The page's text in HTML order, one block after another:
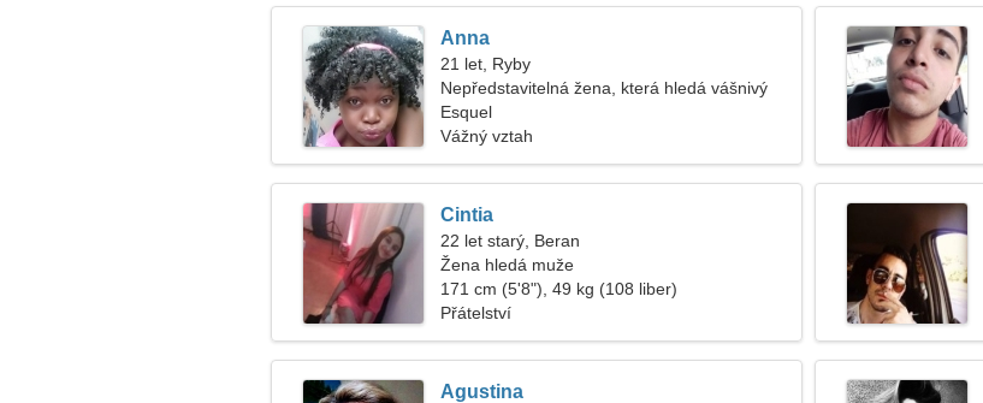
Anna
21 let, Ryby
Nepředstavitelná žena, která hledá vášnivý
vztah
Esquel
Vážný vztah
Cintia
22 let starý, Beran
Žena hledá muže
171 cm (5'8"), 49 kg (108 liber)
Přátelství
Agustina